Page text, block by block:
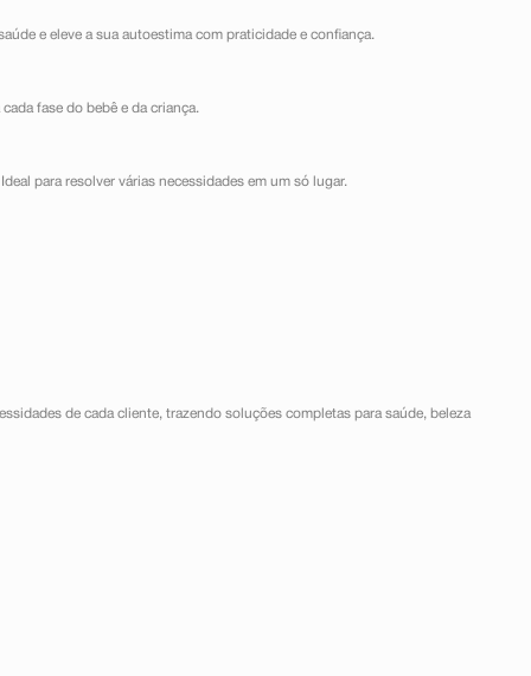
e eleve a sua autoestima com praticidade e confiança.
fase do bebê e da criança.
para resolver várias necessidades em um só lugar.
de cada cliente, trazendo soluções completas para saúde, beleza